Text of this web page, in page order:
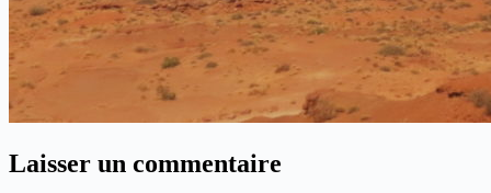
Laisser un commentaire